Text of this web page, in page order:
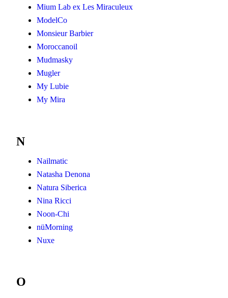
Mium Lab ex Les Miraculeux
ModelCo
Monsieur Barbier
Moroccanoil
Mudmasky
Mugler
My Lubie
My Mira
N
Nailmatic
Natasha Denona
Natura Siberica
Nina Ricci
Noon-Chi
nüMorning
Nuxe
O